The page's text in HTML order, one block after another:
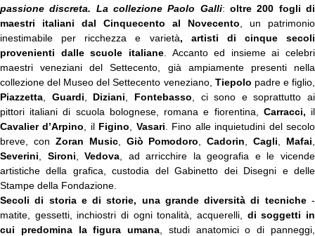
passione discreta. La collezione Paolo Galli:oltre 200 fogli di
maestri italiani dal Cinquecento al Novecento , un patrimonio
inestimabile per ricchezza e varietà, artisti di cinque secoli
provenienti dalle scuole italiane. Accanto ed insieme ai celebri
maestri veneziani del Settecento, già ampiamente presenti nella
collezione del Museo del Settecento veneziano, Tiepolo padre e figlio,
Piazzetta
Guardi Diziani Fontebasso , ci sono e soprattutto ai
pittori italiani di scuola bolognese, romana e fiorentina, Carracci, il
Cavalier d’Arpino , il Figino Vasari . Fino alle inquietudini del secolo
breve, con Zoran Music, Giò Pomodoro ,Cadorin ,Cagli Mafai
Severini
Sironi ,Vedova , ad arricchire la geografia e le vicende
artistiche della grafica, custodia del Gabinetto dei Disegni e delle
Stampe della Fondazione.
Secoli di storia e di storie, una grande diversità di tecniche-
matite, gessetti, inchiostri di ogni tonalità, acquerelli, di soggetti in
cui predomina la figura umana , studi anatomici o di panneggi,